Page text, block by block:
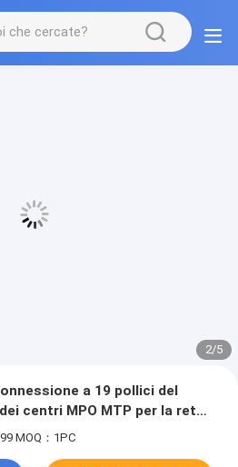
2/5
a 19 pollici del
centri MPO MTP per la rete
MOQ：1PC